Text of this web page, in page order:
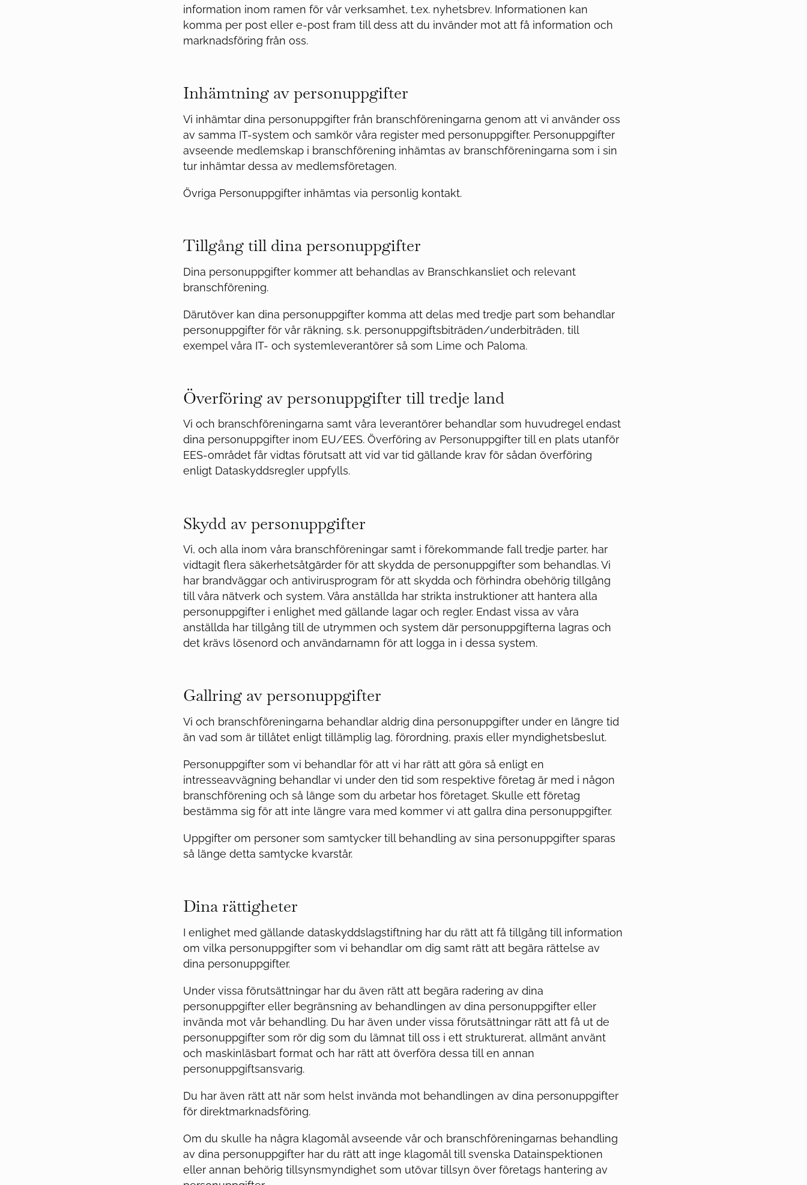
information inom ramen för vår verksamhet, t.ex. nyhetsbrev. Informationen kan
komma per post eller e-post fram till dess att du invänder mot att få information och
marknadsföring från oss.
Inhämtning av personuppgifter
Vi inhämtar dina personuppgifter från branschföreningarna genom att vi använder oss
av samma IT-system och samkör våra register med personuppgifter. Personuppgifter
avseende medlemskap i branschförening inhämtas av branschföreningarna som i sin
tur inhämtar dessa av medlemsföretagen.
Övriga Personuppgifter inhämtas via personlig kontakt.
Tillgång till dina personuppgifter
Dina personuppgifter kommer att behandlas av Branschkansliet och relevant
branschförening.
Därutöver kan dina personuppgifter komma att delas med tredje part som behandlar
personuppgifter för vår räkning, s.k. personuppgiftsbiträden/underbiträden, till
exempel våra IT- och systemleverantörer så som Lime och Paloma.
Överföring av personuppgifter till tredje land
Vi och branschföreningarna samt våra leverantörer behandlar som huvudregel endast
dina personuppgifter inom EU/EES. Överföring av Personuppgifter till en plats utanför
EES-området får vidtas förutsatt att vid var tid gällande krav för sådan överföring
enligt Dataskyddsregler uppfylls.
Skydd av personuppgifter
Vi, och alla inom våra branschföreningar samt i förekommande fall tredje parter, har
vidtagit flera säkerhetsåtgärder för att skydda de personuppgifter som behandlas. Vi
har brandväggar och antivirusprogram för att skydda och förhindra obehörig tillgång
till våra nätverk och system. Våra anställda har strikta instruktioner att hantera alla
personuppgifter i enlighet med gällande lagar och regler. Endast vissa av våra
anställda har tillgång till de utrymmen och system där personuppgifterna lagras och
det krävs lösenord och användarnamn för att logga in i dessa system.
Gallring av personuppgifter
Vi och branschföreningarna behandlar aldrig dina personuppgifter under en längre tid
än vad som är tillåtet enligt tillämplig lag, förordning, praxis eller myndighetsbeslut.
Personuppgifter som vi behandlar för att vi har rätt att göra så enligt en
intresseavvägning behandlar vi under den tid som respektive företag är med i någon
branschförening och så länge som du arbetar hos företaget. Skulle ett företag
bestämma sig för att inte längre vara med kommer vi att gallra dina personuppgifter.
Uppgifter om personer som samtycker till behandling av sina personuppgifter sparas
så länge detta samtycke kvarstår.
Dina rättigheter
I enlighet med gällande dataskyddslagstiftning har du rätt att få tillgång till information
om vilka personuppgifter som vi behandlar om dig samt rätt att begära rättelse av
dina personuppgifter.
Under vissa förutsättningar har du även rätt att begära radering av dina
personuppgifter eller begränsning av behandlingen av dina personuppgifter eller
invända mot vår behandling. Du har även under vissa förutsättningar rätt att få ut de
personuppgifter som rör dig som du lämnat till oss i ett strukturerat, allmänt använt
och maskinläsbart format och har rätt att överföra dessa till en annan
personuppgiftsansvarig.
Du har även rätt att när som helst invända mot behandlingen av dina personuppgifter
för direktmarknadsföring.
Om du skulle ha några klagomål avseende vår och branschföreningarnas behandling
av dina personuppgifter har du rätt att inge klagomål till svenska Datainspektionen
eller annan behörig tillsynsmyndighet som utövar tillsyn över företags hantering av